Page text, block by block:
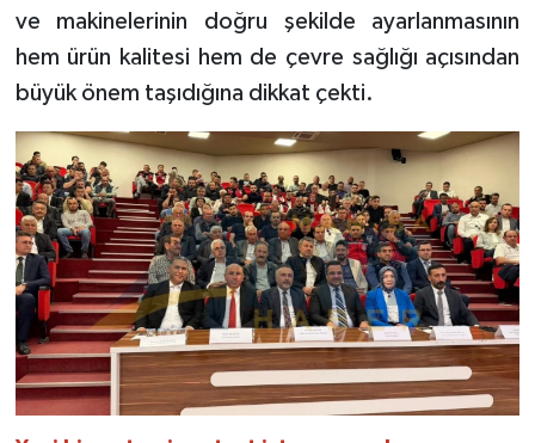
ve makinelerinin doğru şekilde ayarlanmasının
hem ürün kalitesi hem de çevre sağlığı açısından
büyük önem taşıdığına dikkat çekti.